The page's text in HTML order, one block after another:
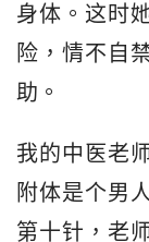
身体。这时
险，情不自
助。
我的中医老
附体是个男
第十针，老